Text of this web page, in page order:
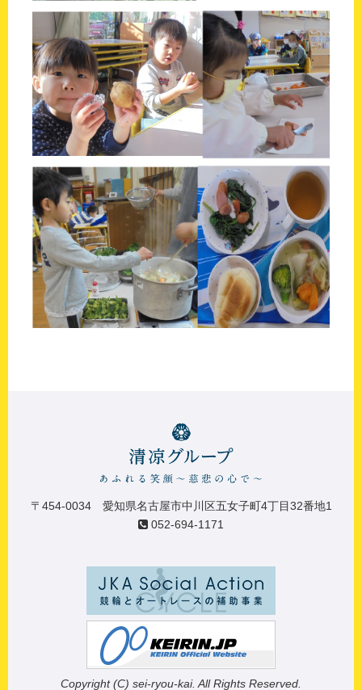
〒454-0034 愛知県名古屋市中川区五女子町4丁目32番地1
052-694-1171
Copyright (C) sei-ryou-kai. All Rights Reserved.